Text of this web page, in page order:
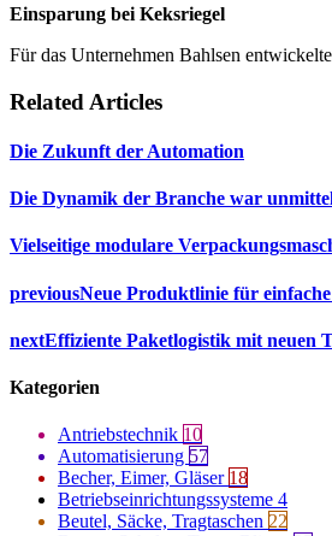
Einsparung bei Keksriegel
Für das Unternehmen Bahlsen
Related Articles
Die Zukunft der Automation
Die Dynamik der Branche war
Vielseitige modulare
previousNeue Produktlinie für
nextEffiziente Paketlogistik mit neuen
Kategorien
Antriebstechnik 10
Automatisierung 57
Becher, Eimer, Gläser 18
Betriebseinrichtungssysteme 4
Beutel, Säcke, Tragtaschen 22